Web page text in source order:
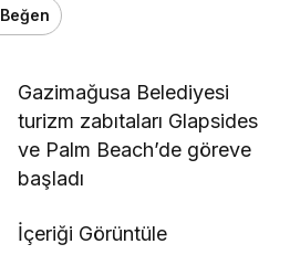
Beğen
Gazimağusa Belediyesi
turizm zabıtaları Glapsides
ve Palm Beach’de göreve
başladı
İçeriği Görüntüle